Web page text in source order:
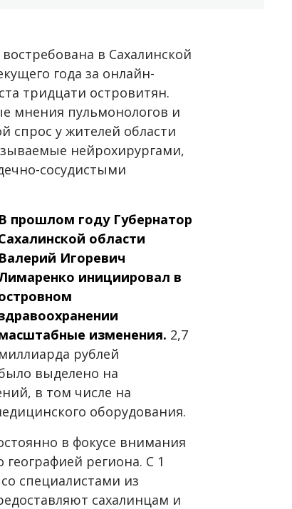
в Сахалинской
года за онлайн-
тридцати островитян.
мнения пульмонологов и
спрос у жителей области
нейрохирургами,
сосудистыми
В прошлом году Губернатор
области
Валерий Игоревич
инициировал в
изменения. 2,7
миллиарда рублей
выделено на
в том числе на
оборудования.
в фокусе внимания
региона. С 1
специалистами из
сахалинцам и